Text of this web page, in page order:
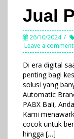
Jual
26/10/2024
Leave a comment
Di era digital
penting bagi
solusi yang
Automatic
PABX Bali,
Kami
cocok untuk
hingga […]